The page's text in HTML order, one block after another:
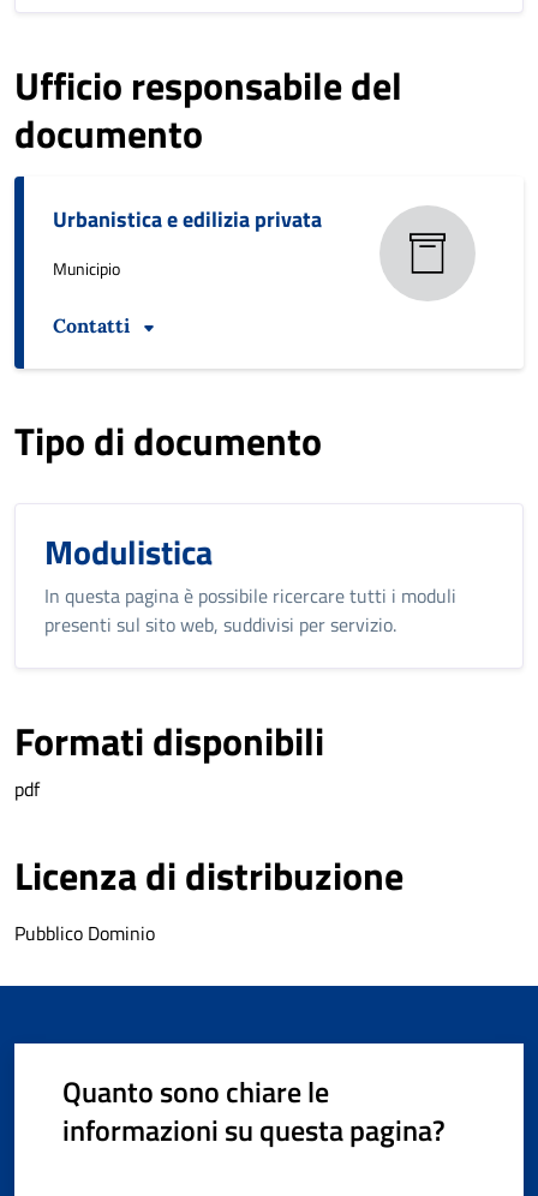
Ufficio responsabile del
documento
Urbanistica e edilizia privata
Municipio
Contatti
Tipo di documento
Modulistica
In questa pagina è possibile ricercare tutti i moduli
presenti sul sito web, suddivisi per servizio.
Formati disponibili
pdf
Licenza di distribuzione
Pubblico Dominio
Quanto sono chiare le
informazioni su questa pagina?